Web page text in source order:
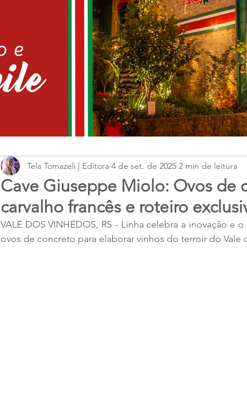
Cave Giuseppe Miolo: Ovos de
carvalho francês e roteiro
Tela Tomazeli | Editora 4 de set. de 2025 2 min de leitura
VALE DOS VINHEDOS, RS - Linha celebra a inovação
ovos de concreto para elaborar vinhos do terroir do Vale